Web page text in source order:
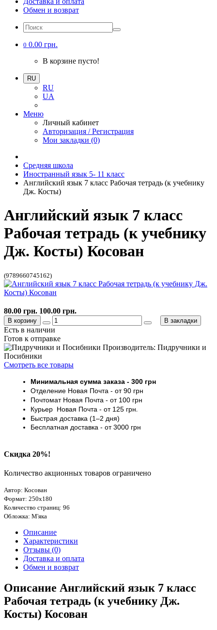
Обмен и возврат
0 0.00 грн.
В корзине пусто!
RU
RU
UA
Меню
Личный кабинет
Авторизация / Регистрация
Мои закладки (0)
Средняя школа
Иностранный язык 5- 11 класс
Английский язык 7 класс Рабочая тетрадь (к учебнику
Дж. Косты)
Английский язык 7 класс
Рабочая тетрадь (к учебнику
Дж. Косты) Косован
(9789660745162)
Есть в наличии
Готов к отправке
Производитель: Пидручники и
Посибники
Смотреть все товары
Минимальная сумма заказа - 300 грн
Отделение Новая Почта - от 90 грн
ПочтоматНовая Почта - от 100 грн
Курьер Новая Почта - от 125 грн.
Быстрая доставка (1–2 дня)
Бесплатная доставка - от 3000 грн
Скидка 20%!
Количество акционных товаров ограничено
Автор: Косован
Формат: 250х180
Количество страниц: 96
Обложка: М'яка
80.00 грн. 100.00 грн.
В корзину В закладки
Описание
Характеристики
Отзывы (0)
Доставка и оплата
Обмен и возврат
Описание Английский язык 7 класс
Рабочая тетрадь (к учебнику Дж.
Косты) Косован